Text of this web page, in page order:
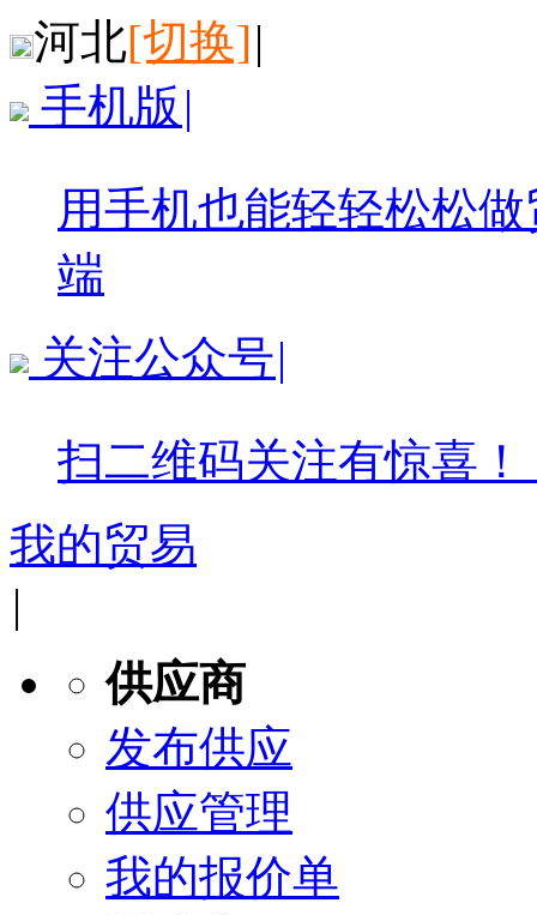
河北[切换]|
手机版 |
用手机也能轻轻松松
端
关注公众号|
扫二维码关注有惊喜！
我的贸易
|
供应商
发布供应
供应管理
我的报价单